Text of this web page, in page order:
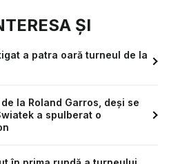
ȘI
a patra oară turneul de la
la Roland Garros, deși se
a spulberat o